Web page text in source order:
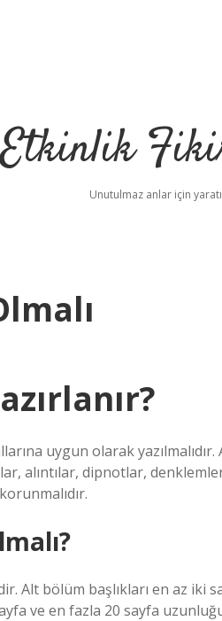
Etkinlik
Unutulmaz anlar için
uygun olarak yazılmalıdır.
alıntılar, dipnotlar,
Alt bölüm başlıkları en az iki
ve en fazla 20 sayfa